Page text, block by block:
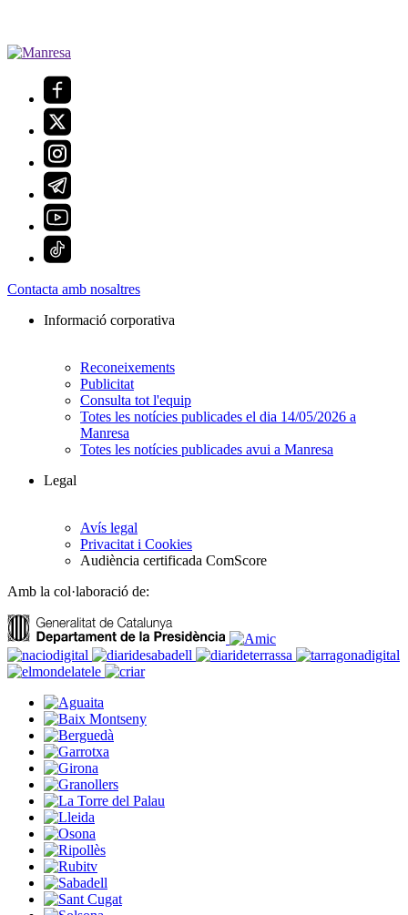
Contacta amb nosaltres
Informació corporativa
Reconeixements
Publicitat
Consulta tot l'equip
Totes les notícies publicades el dia 14/05/2026 a
Manresa
Totes les notícies publicades avui a Manresa
Legal
Avís legal
Privacitat i Cookies
Audiència certificada ComScore
Amb la col·laboració de: